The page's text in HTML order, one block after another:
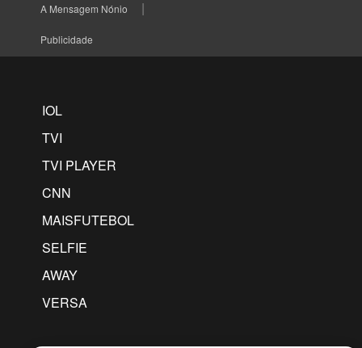
A Mensagem Nónio
Publicidade
IOL
TVI
TVI PLAYER
CNN
MAISFUTEBOL
SELFIE
AWAY
VERSA